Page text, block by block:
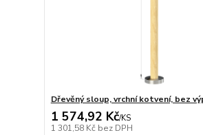
Dřevěný sloup, vrchní kotvení, bez
1 574,92 Kč/KS
1 301,58 Kč bez DPH